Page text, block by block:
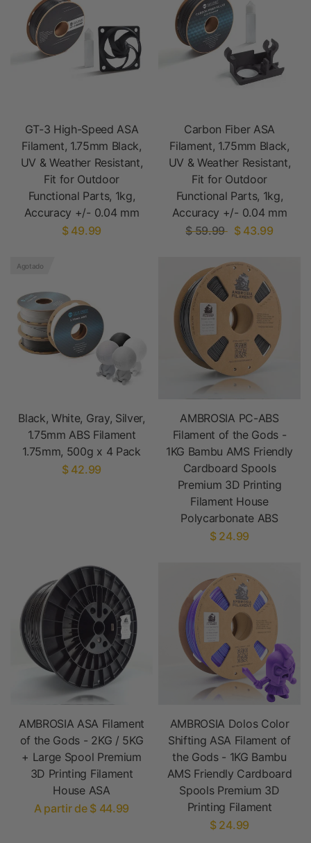
GT-3 High-Speed ASA
Filament, 1.75mm Black,
UV & Weather Resistant,
Fit for Outdoor
Functional Parts, 1kg,
Accuracy +/- 0.04 mm
$ 49.99
Carbon Fiber ASA
Filament, 1.75mm Black,
UV & Weather Resistant,
Fit for Outdoor
Functional Parts, 1kg,
Accuracy +/- 0.04 mm
$ 59.99
$ 43.99
Agotado
Black, White, Gray, Silver,
1.75mm ABS Filament
1.75mm, 500g x 4 Pack
$ 42.99
AMBROSIA PC-ABS
Filament of the Gods -
1KG Bambu AMS Friendly
Cardboard Spools
Premium 3D Printing
Filament House
Polycarbonate ABS
$ 24.99
AMBROSIA ASA Filament
of the Gods - 2KG / 5KG
+ Large Spool Premium
3D Printing Filament
House ASA
A partir de $ 44.99
AMBROSIA Dolos Color
Shifting ASA Filament of
the Gods - 1KG Bambu
AMS Friendly Cardboard
Spools Premium 3D
Printing Filament
$ 24.99